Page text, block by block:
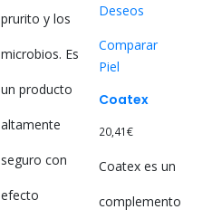
prurito y los
microbios. Es
un producto
altamente
seguro con
efecto
Deseos
Comparar
Piel
Coatex
20,41€
Coatex es un
complemento